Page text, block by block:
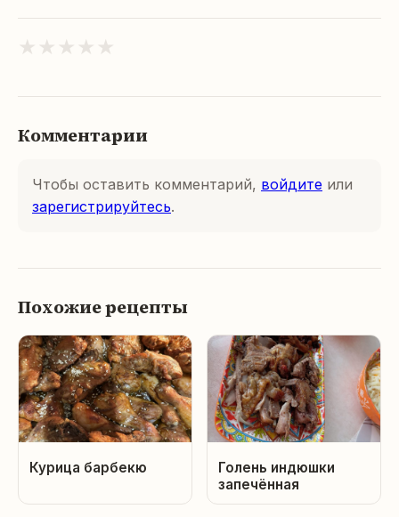
★ ★ ★ ★ ★
Комментарии
Чтобы оставить комментарий, войдите или
зарегистрируйтесь.
Похожие рецепты
Курица барбекю
Голень индюшки
запечённая